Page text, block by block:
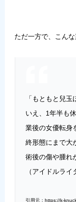
ただ一方で、こんな
「もともと兒
いえ、1年半も
業後の女優転身
終形態にまで大
術後の傷や腫れ
（アイドルライ
引用元：https://k-